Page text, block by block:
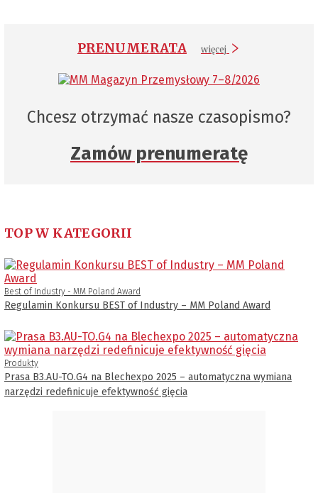
PRENUMERATA więcej
Chcesz otrzymać nasze czasopismo?
Zamów prenumeratę
TOP W KATEGORII
Best of Industry - MM Poland Award
Regulamin Konkursu BEST of Industry – MM Poland Award
Produkty
Prasa B3.AU-TO.G4 na Blechexpo 2025 – automatyczna wymiana
narzędzi redefinicuje efektywność gięcia